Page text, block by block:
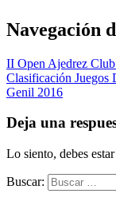
Navegación
II Open Ajedrez
Clasificación Juegos
Genil 2016
Deja una
Lo siento, debes estar
Buscar: